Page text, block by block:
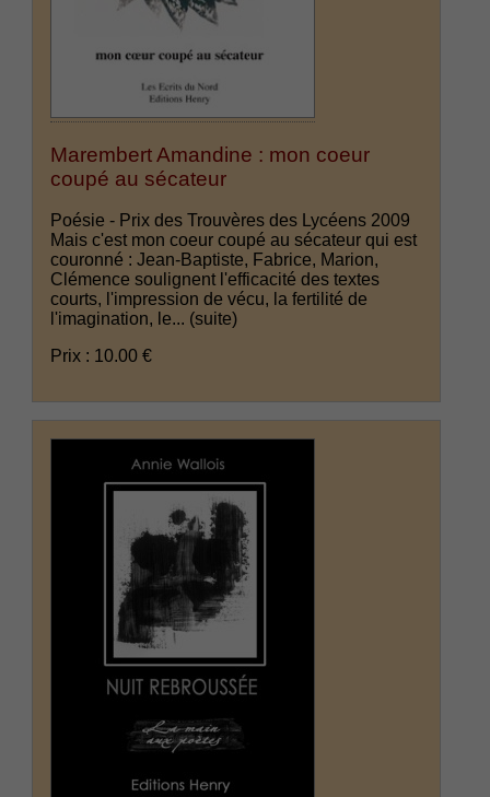
Marembert Amandine : mon coeur
coupé au sécateur
Poésie - Prix des Trouvères des Lycéens 2009
Mais c'est mon coeur coupé au sécateur qui est
couronné : Jean-Baptiste, Fabrice, Marion,
Clémence soulignent l'efficacité des textes
courts, l'impression de vécu, la fertilité de
l'imagination, le... (suite)
Prix : 10.00 €